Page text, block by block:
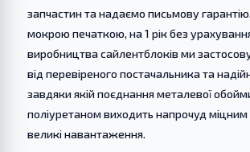
запчастин та надаємо письмову
мокрою печаткою, на 1 рік без
виробництва сайлентблоків ми
від перевіреного постачальника та
завдяки якій поєднання металевої
поліуретаном виходить напрочуд міцним
великі навантаження.